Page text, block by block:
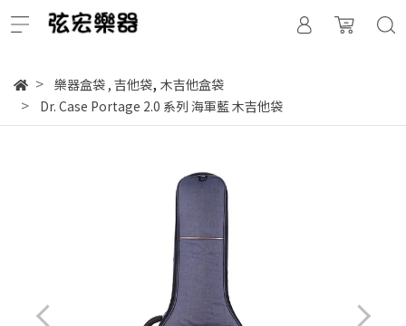
樂器盒袋, 吉他袋, 木吉他盒袋
Dr. Case Portage 2.0 系列 海軍藍 木吉他袋